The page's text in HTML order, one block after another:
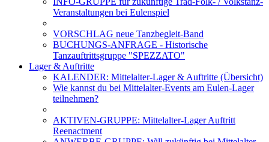
Veranstaltungen bei Eulenspiel
VORSCHLAG neue Tanzbegleit-Band
BUCHUNGS-ANFRAGE - Historische
Tanzauftrittsgruppe "SPEZZATO"
Lager & Auftritte
KALENDER: Mittelalter-Lager & Auftritte (Übersicht)
Wie kannst du bei Mittelalter-Events am Eulen-Lager
teilnehmen?
AKTIVEN-GRUPPE: Mittelalter-Lager Auftritt
Reenactment